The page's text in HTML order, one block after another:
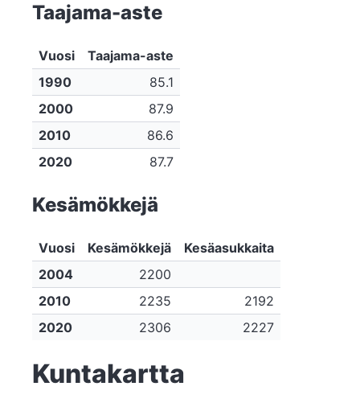
Taajama-aste
Vuosi
Taajama-aste
1990
85.1
2000
87.9
2010
86.6
2020
87.7
Kesämökkejä
Vuosi Kesämökkejä
Kesäasukkaita
2004
2200
2010
2235
2192
2020
2306 2227
Kuntakartta